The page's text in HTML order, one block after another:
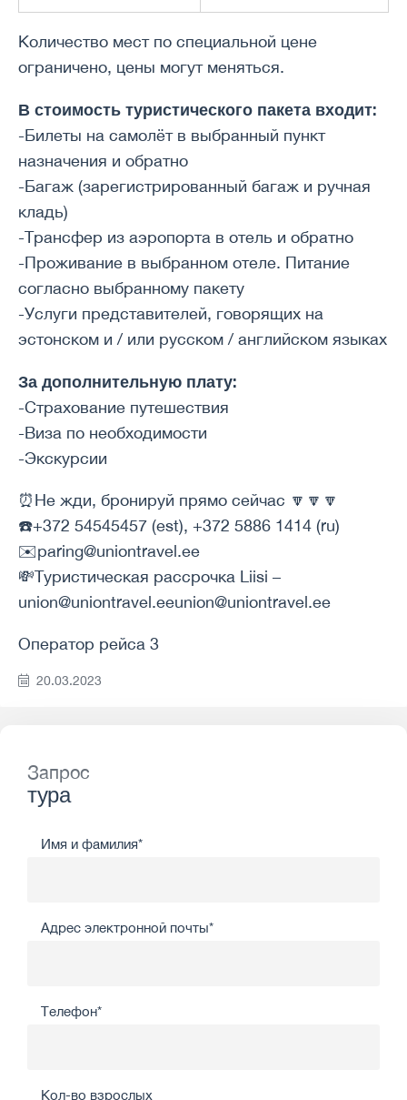
Количество мест по специальной цене
ограничено, цены могут меняться.
В стоимость туристического пакета входит:
-Билеты на самолёт в выбранный пункт
назначения и обратно
-Багаж (зарегистрированный багаж и ручная
кладь)
-Трансфер из аэропорта в отель и обратно
-Проживание в выбранном отеле. Питание
согласно выбранному пакету
-Услуги представителей, говорящих на
эстонском и / или русском / английском языках
За дополнительную плату:
-Страхование путешествия
-Виза по необходимости
-Экскурсии
⏰Не жди, бронируй прямо сейчас 🔽🔽🔽
☎️+372 54545457 (est), +372 5886 1414 (ru)
✉️paring@uniontravel.ee
💸Туристическая рассрочка Liisi –
union@uniontravel.eeunion@uniontravel.ee
Оператор рейса 3
20.03.2023
Запрос
тура
Имя и фамилия*
Адрес электронной почты*
Телефон*
Кол-во взрослых